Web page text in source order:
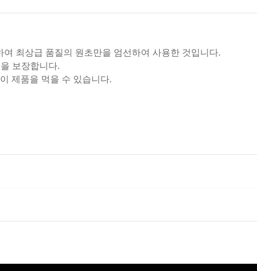
최상급 품질의 원초만을 엄선하여 사용한 것입니다.
보장합니다.
제품을 먹을 수 있습니다.